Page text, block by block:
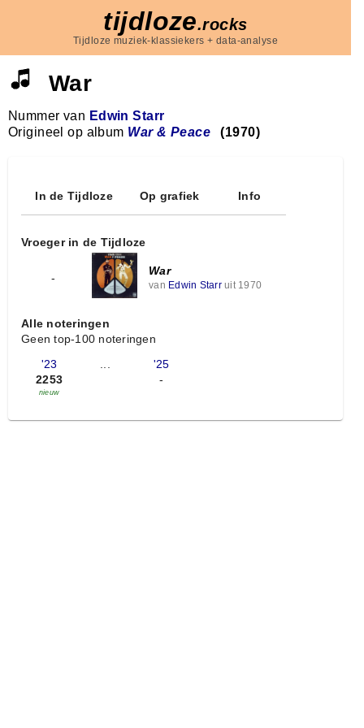
tijdloze.rocks
Tijdloze muziek-klassiekers + data-analyse
War
Nummer van Edwin Starr
Origineel op album War & Peace (1970)
In de Tijdloze Op grafiek Info
Vroeger in de Tijdloze
-
War
van Edwin Starruit 1970
Alle noteringen
Geen top-100 noteringen
'23
2253
nieuw
...
'25
-